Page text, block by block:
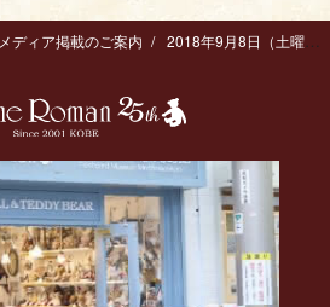
メディア掲載のご案内 2018年9月8日（土曜日） 産経新聞に掲載されました。